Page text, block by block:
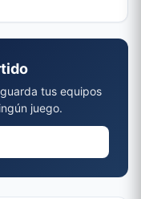
tus equipos
juego.